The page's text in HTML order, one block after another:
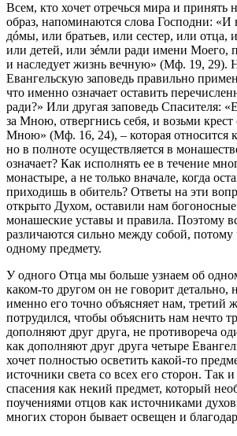
Всем, кто хочет отречься мира и принять
образ, напоминаются слова Господни: «И
дóмы, или братьев, или сестер, или отца,
или детей, или зéмли ради имени Моего,
и наследует жизнь вечную» (Мф. 19, 29).
Евангельскую заповедь правильно
что именно означает оставить
ради?» Или другая заповедь Спасителя:
за Мною, отвергнись себя, и возьми крест
Мною» (Мф. 16, 24), – которая относится
но в полноте осуществляется в
означает? Как исполнять ее в течение
монастыре, а не только вначале, когда
приходишь в обитель? Ответы на эти
открыто Духом, оставили нам
монашеские уставы и правила. Поэтому
различаются сильно между собой,
одному предмету.
У одного Отца мы больше узнаем об
каком-то другом он не говорит детально,
именно его точно объясняет нам, третий
потрудился, чтобы объяснить нам нечто
дополняют друг друга, не противореча
как дополняют друг друга четыре
хочет полностью осветить какой-то
источники света со всех его сторон. Так
спасения как некий предмет, который
поучениями отцов как источниками
многих сторон бывает освещен и